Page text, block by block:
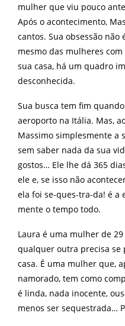
mulher que viu pouco
Após o acontecimento,
cantos. Sua obsessão
mesmo das mulheres
sua casa, há um quadro
desconhecida.
Sua busca tem fim
aeroporto na Itália. Mas,
Massimo simplesmente a
sem saber nada da sua
gostos… Ele lhe dá 365
ele e, se isso não
ela foi se-ques-tra-da! é a
mente o tempo todo.
Laura é uma mulher de
qualquer outra precisa se
casa. É uma mulher que,
namorado, tem como
é linda, nada inocente,
menos ser sequestrada…